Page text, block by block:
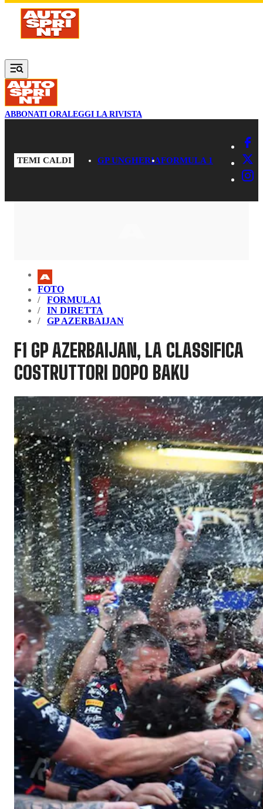
Vai al contenuto principale
ABBONATI ORALEGGI LA RIVISTA
TEMI CALDI GP UNGHERIAFORMULA 1
FOTO
FORMULA1
IN DIRETTA
GP AZERBAIJAN
F1 GP AZERBAIJAN, LA CLASSIFICA
COSTRUTTORI DOPO BAKU